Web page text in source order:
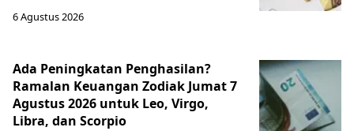
6 Agustus 2026
Ada Peningkatan Penghasilan?
Ramalan Keuangan Zodiak Jumat 7
Agustus 2026 untuk Leo, Virgo,
Libra, dan Scorpio